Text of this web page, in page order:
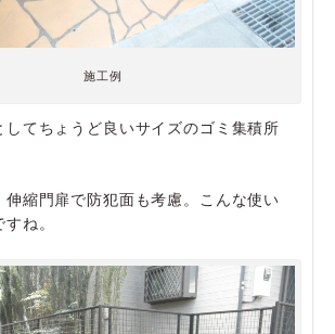
施工例
してちょうど良いサイズのゴミ集積所
伸縮門扉で防犯面も考慮。こんな使い
ね。